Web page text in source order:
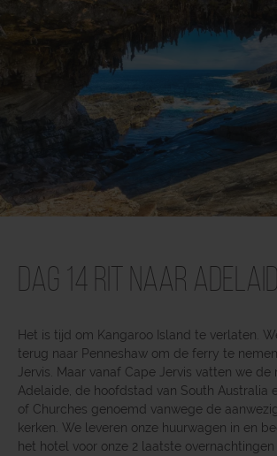
Dag 14 Rit naar
Het is tijd om Kangaroo Island te verlaten.
terug naar Penneshaw om de ferry te
Jervis. Maar vanaf Cape Jervis vatten we de
Adelaide, de hoofdstad van South Australia
of Churches genoemd vanwege de
kerken. We leveren onze huurwagen in en
het hotel voor onze 2 laatste